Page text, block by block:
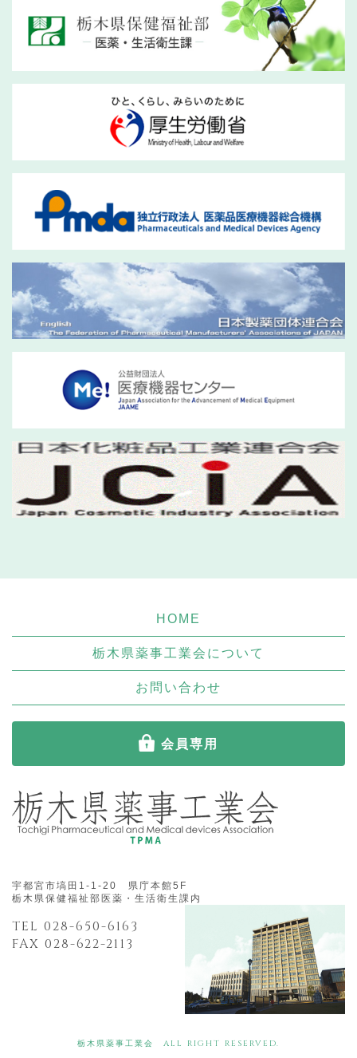
HOME
栃木県薬事工業会について
お問い合わせ
会員専用
宇都宮市塙田1-1-20 県庁本館5F
栃木県保健福祉部医薬・生活衛生課内
TEL 028-650-6163
FAX 028-622-2113
栃木県薬事工業会 ALL RIGHT RESERVED.